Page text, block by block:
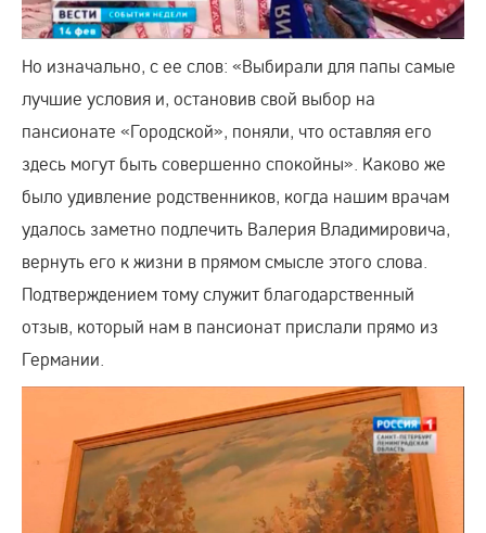
Но изначально, с ее слов: «Выбирали для папы самые
лучшие условия и, остановив свой выбор на
пансионате «Городской», поняли, что оставляя его
здесь могут быть совершенно спокойны». Каково же
было удивление родственников, когда нашим врачам
удалось заметно подлечить Валерия Владимировича,
вернуть его к жизни в прямом смысле этого слова.
Подтверждением тому служит благодарственный
отзыв, который нам в пансионат прислали прямо из
Германии.